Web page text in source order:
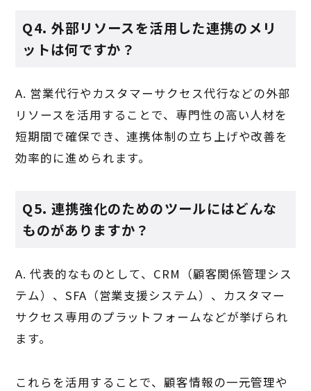
Q4. 外部リソースを活用した連携のメリ
ットは何ですか？
A. 営業代行やカスタマーサクセス代行などの外部
リソースを活用することで、専門性の高い人材を
短期間で確保でき、連携体制の立ち上げや改善を
効率的に進められます。
Q5. 連携強化のためのツールにはどんな
ものがありますか？
A. 代表的なものとして、CRM（顧客関係管理シス
テム）、SFA（営業支援システム）、カスタマー
サクセス専用のプラットフォームなどが挙げられ
ます。
これらを活用することで、顧客情報の一元管理や